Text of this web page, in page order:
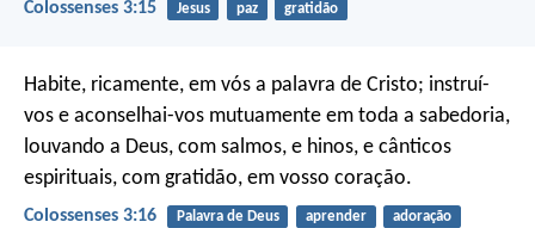
Colossenses 3:15 Jesus paz gratidão
Habite, ricamente, em vós a palavra de Cristo; instruí-
vos e aconselhai-vos mutuamente em toda a sabedoria,
louvando a Deus, com salmos, e hinos, e cânticos
espirituais, com gratidão, em vosso coração.
Colossenses 3:16 Palavra de Deus aprender adoração